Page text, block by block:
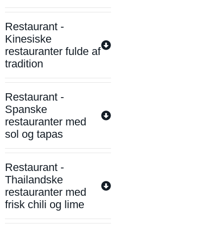
Restaurant -
Kinesiske
restauranter fulde af
tradition
Restaurant -
Spanske
restauranter med
sol og tapas
Restaurant -
Thailandske
restauranter med
frisk chili og lime